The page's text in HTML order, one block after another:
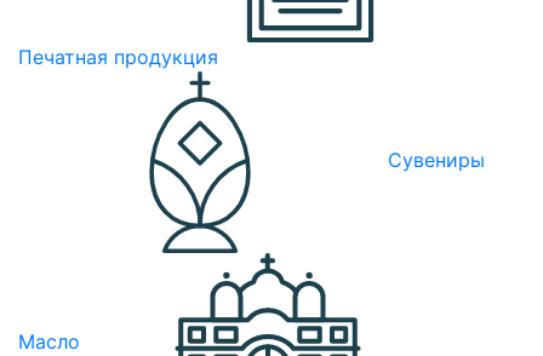
Печатная продукция
Сувениры
Масло